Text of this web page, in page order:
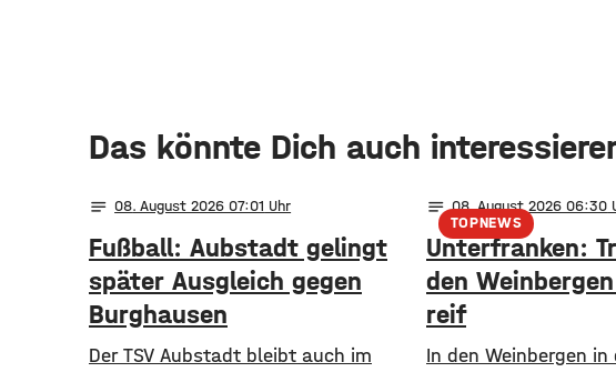
Das könnte Dich auch
notes 08. August 2026 07:01
Fußball: Aubstadt gelingt
später Ausgleich gegen
Burghausen
Der TSV Aubstadt bleibt auch im
TOPNEWS
notes 08. August 2026 06:30
Unterfranken:
den
reif
In den Weinbergen in